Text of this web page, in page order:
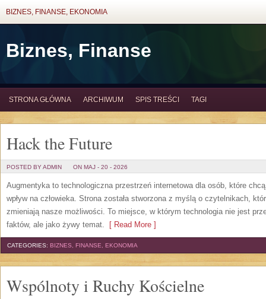
BIZNES, FINANSE, EKONOMIA
Biznes, Finanse
STRONA GŁÓWNA ARCHIWUM SPIS TREŚCI TAGI
Hack the Future
POSTED BY ADMIN ON MAJ - 20 - 2026
Augmentyka to technologiczna przestrzeń internetowa dla osób, które
wpływ na człowieka. Strona została stworzona z myślą o czytelnikach,
zmieniają nasze możliwości. To miejsce, w którym technologia nie jest
faktów, ale jako żywy temat. [ Read More ]
CATEGORIES: BIZNES, FINANSE, EKONOMIA
Wspólnoty i Ruchy Kościelne